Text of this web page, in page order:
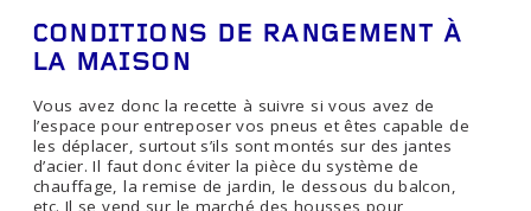
CONDITIONS DE RANGEMENT À
LA MAISON
Vous avez donc la recette à suivre si vous avez de
l’espace pour entreposer vos pneus et êtes capable de
les déplacer, surtout s’ils sont montés sur des jantes
d’acier. Il faut donc éviter la pièce du système de
chauffage, la remise de jardin, le dessous du balcon,
etc. Il se vend sur le marché des housses pour